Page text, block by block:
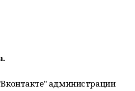
администрации